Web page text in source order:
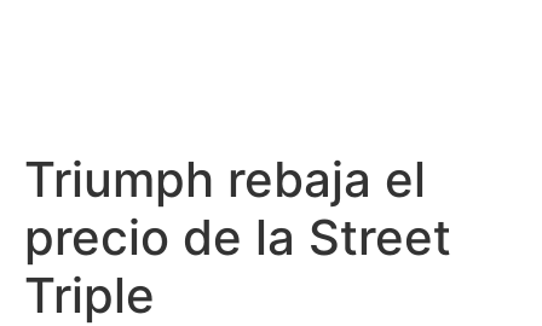
Triumph rebaja el
precio de la Street
Triple